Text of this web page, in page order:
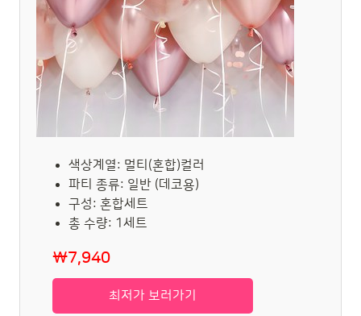
색상계열: 멀티(혼합)컬러
파티 종류: 일반 (데코용)
구성: 혼합세트
총 수량: 1세트
₩7,940
최저가 보러가기